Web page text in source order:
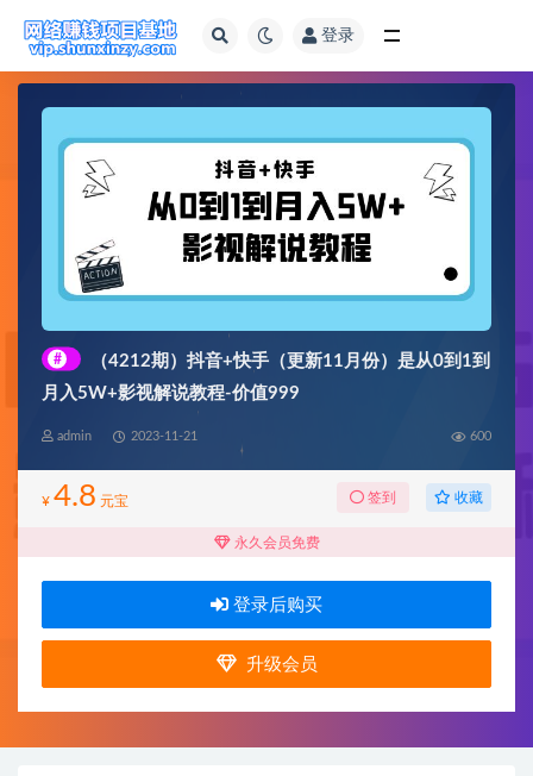
登录
#
（4212期）抖音+快手（更新11月份）是从0到1到
月入5W+影视解说教程-价值999
admin 2023-11-21 600
¥ 4.8 元宝 签到 收藏
永久会员免费
登录后购买
升级会员